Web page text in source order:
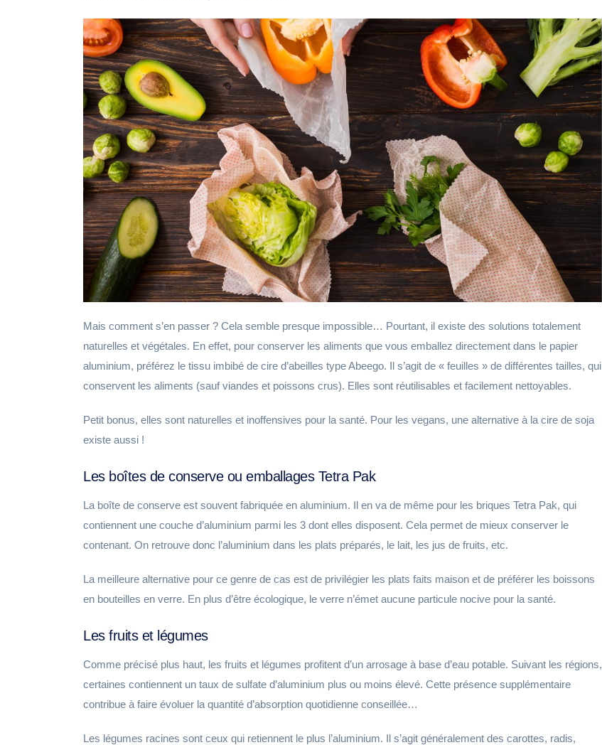
Mais comment s’en passer ? Cela semble presque impossible… Pourtant, il existe des solutions totalement
naturelles et végétales. En effet, pour conserver les aliments que vous emballez directement dans le papier
aluminium, préférez le tissu imbibé de cire d’abeilles type Abeego. Il s’agit de « feuilles » de différentes tailles, qui
conservent les aliments (sauf viandes et poissons crus). Elles sont réutilisables et facilement nettoyables.
Petit bonus, elles sont naturelles et inoffensives pour la santé. Pour les vegans, une alternative à la cire de soja
existe aussi !
Les boîtes de conserve ou emballages Tetra Pak
La boîte de conserve est souvent fabriquée en aluminium. Il en va de même pour les briques Tetra Pak, qui
contiennent une couche d’aluminium parmi les 3 dont elles disposent. Cela permet de mieux conserver le
contenant. On retrouve donc l’aluminium dans les plats préparés, le lait, les jus de fruits, etc.
La meilleure alternative pour ce genre de cas est de privilégier les plats faits maison et de préférer les boissons
en bouteilles en verre. En plus d’être écologique, le verre n’émet aucune particule nocive pour la santé.
Les fruits et légumes
Comme précisé plus haut, les fruits et légumes profitent d’un arrosage à base d’eau potable. Suivant les régions,
certaines contiennent un taux de sulfate d’aluminium plus ou moins élevé. Cette présence supplémentaire
contribue à faire évoluer la quantité d’absorption quotidienne conseillée…
Les légumes racines sont ceux qui retiennent le plus l’aluminium. Il s’agit généralement des carottes, radis,